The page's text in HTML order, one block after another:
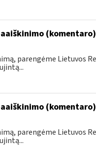
parengėme Lietuvos
parengėme Lietuvos